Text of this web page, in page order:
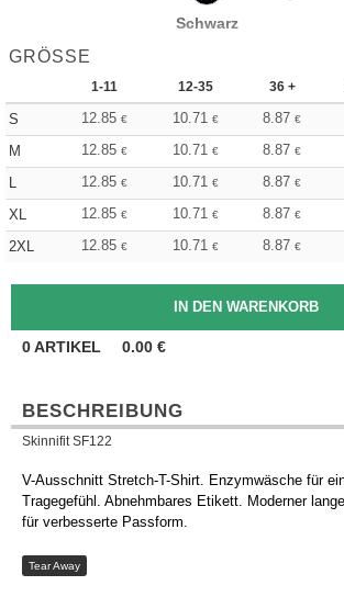
Schwarz
GRÖSSE
1-11 12-35 36 +
S 12.85 € 10.71 € 8.87 €
M
12.85 € 10.71 € 8.87 €
L
12.85 € 10.71 € 8.87 €
XL
12.85 € 10.71 € 8.87 €
2XL
12.85 € 10.71 € 8.87 €
0ARTIKEL 0.00 €
BESCHREIBUNG
Skinnifit SF122
V-Ausschnitt Stretch-T-Shirt. Enzymwäsche für
Tragegefühl. Abnehmbares Etikett. Moderner
für verbesserte Passform.
Tear Away